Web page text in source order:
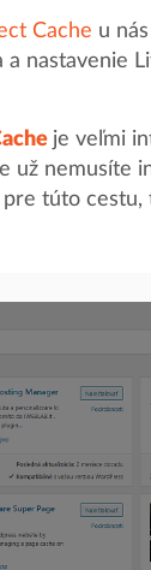
Cache u
nastavenie
je veľmi
už nemusíte
túto cestu,